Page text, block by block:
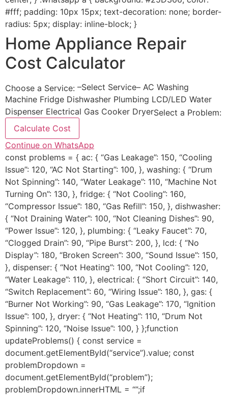
#fff; padding: 10px 15px; text-decoration: none; border-
radius: 5px; display: inline-block; }
Home Appliance Repair
Cost Calculator
Choose a Service: –Select Service– AC Washing
Machine Fridge Dishwasher Plumbing LCD/LED Water
Dispenser Electrical Gas Cooker DryerSelect a Problem:
Calculate Cost
Continue on WhatsApp
const problems = { ac: { “Gas Leakage”: 150, “Cooling
Issue”: 120, “AC Not Starting”: 100, }, washing: { “Drum
Not Spinning”: 140, “Water Leakage”: 110, “Machine Not
Turning On”: 130, }, fridge: { “Not Cooling”: 160,
“Compressor Issue”: 180, “Gas Refill”: 150, }, dishwasher:
{ “Not Draining Water”: 100, “Not Cleaning Dishes”: 90,
“Power Issue”: 120, }, plumbing: { “Leaky Faucet”: 70,
“Clogged Drain”: 90, “Pipe Burst”: 200, }, lcd: { “No
Display”: 180, “Broken Screen”: 300, “Sound Issue”: 150,
}, dispenser: { “Not Heating”: 100, “Not Cooling”: 120,
“Water Leakage”: 110, }, electrical: { “Short Circuit”: 140,
“Switch Replacement”: 60, “Wiring Issue”: 180, }, gas: {
“Burner Not Working”: 90, “Gas Leakage”: 170, “Ignition
Issue”: 100, }, dryer: { “Not Heating”: 110, “Drum Not
Spinning”: 120, “Noise Issue”: 100, } };function
updateProblems() { const service =
document.getElementById(“service”).value; const
problemDropdown =
document.getElementById(“problem”);
problemDropdown.innerHTML = “”;if